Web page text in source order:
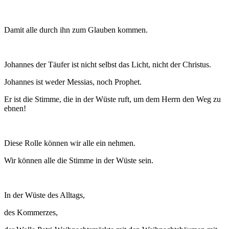
Damit alle durch ihn zum Glauben kommen.
Johannes der Täufer ist nicht selbst das Licht, nicht der Christus.
Johannes ist weder Messias, noch Prophet.
Er ist die Stimme, die in der Wüste ruft, um dem Herrn den Weg zu
ebnen!
Diese Rolle können wir alle ein nehmen.
Wir können alle die Stimme in der Wüste sein.
In der Wüste des Alltags,
des Kommerzes,